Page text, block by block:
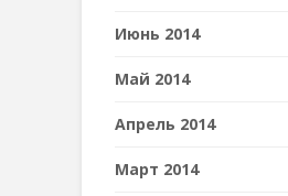
Июнь 2014
Май 2014
Апрель 2014
Март 2014